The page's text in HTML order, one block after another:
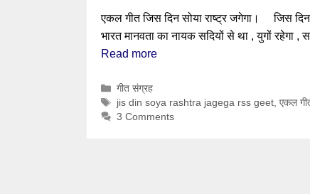
एकल गीत जिस दिन सोया राष्ट्र जगेगा। जिस
भारत मानवता का नायक सदियों से था , युगों रहेगा ,
Read more
Categories
गीत संग्रह
Tags
jis din soya rashtra jagega rss geet, एकल
3 Comments